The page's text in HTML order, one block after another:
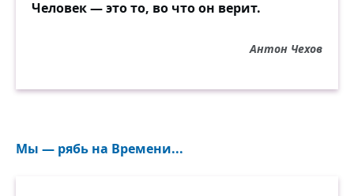
Человек — это то, во что он верит.
Антон Чехов
Мы — рябь на Времени...